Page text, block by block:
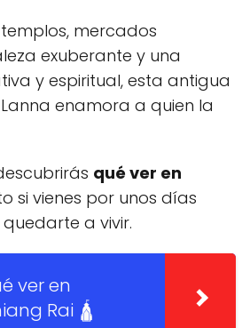
mercados
exuberante y una
y espiritual, esta antigua
enamora a quien la
qué ver en
si vienes por unos días
a vivir.
ver en
Rai 🛕